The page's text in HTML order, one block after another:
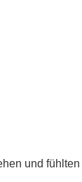
und fühlten